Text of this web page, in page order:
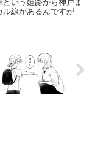
いう姫路から神戸ま
ル線があるんですが